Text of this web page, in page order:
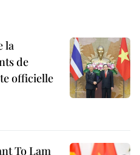
la
de
officielle
To Lam